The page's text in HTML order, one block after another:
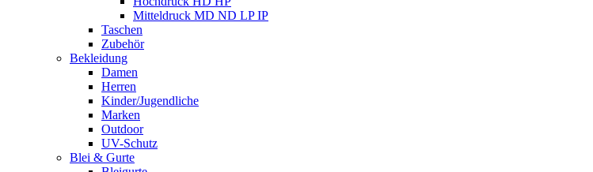
Mitteldruck MD ND LP IP
Taschen
Zubehör
Bekleidung
Damen
Herren
Kinder/Jugendliche
Marken
Outdoor
UV-Schutz
Blei & Gurte